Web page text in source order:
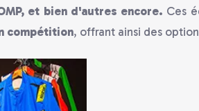
et bien d'autres encore. Ces
compétition, offrant ainsi des